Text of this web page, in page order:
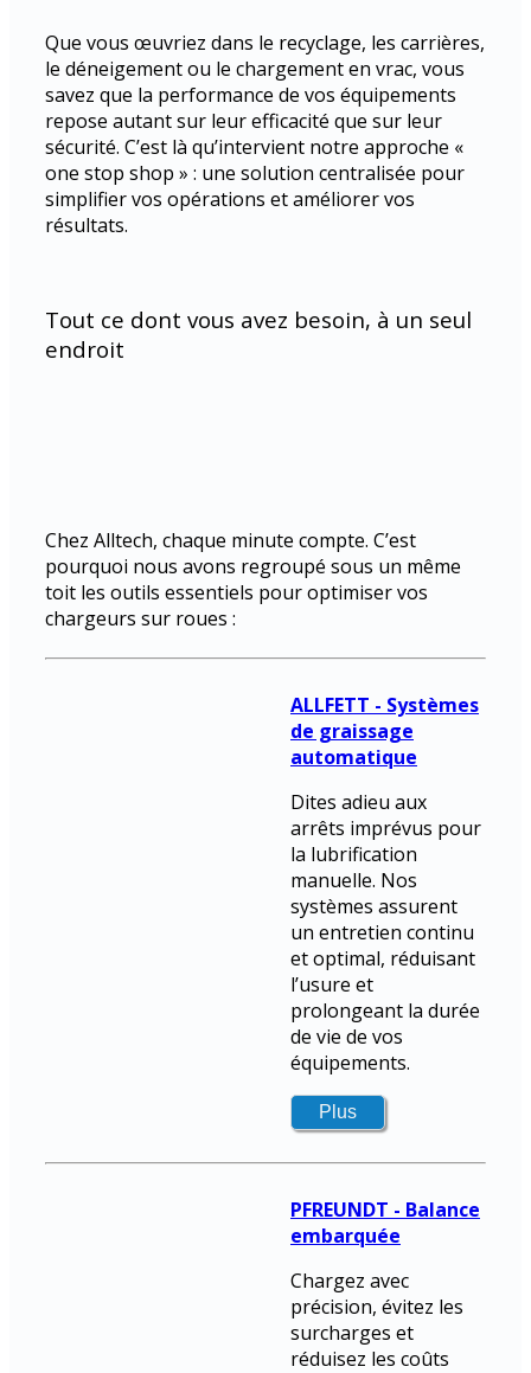
Que vous œuvriez dans le recyclage, les carrières,
le déneigement ou le chargement en vrac, vous
savez que la performance de vos équipements
repose autant sur leur efficacité que sur leur
sécurité. C’est là qu’intervient notre approche «
one stop shop » : une solution centralisée pour
simplifier vos opérations et améliorer vos
résultats.
Tout ce dont vous avez besoin, à un seul
endroit
Chez Alltech, chaque minute compte. C’est
pourquoi nous avons regroupé sous un même
toit les outils essentiels pour optimiser vos
chargeurs sur roues :
ALLFETT - Systèmes
de graissage
automatique
Dites adieu aux
arrêts imprévus pour
la lubrification
manuelle. Nos
systèmes assurent
un entretien continu
et optimal, réduisant
l’usure et
prolongeant la durée
de vie de vos
équipements.
PFREUNDT - Balance
embarquée
Chargez avec
précision, évitez les
surcharges et
réduisez les coûts